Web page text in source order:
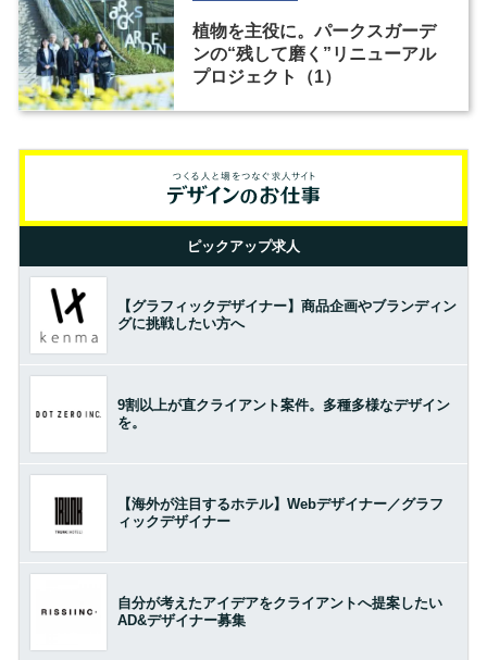
植物を主役に。パークスガーデ
ンの“残して磨く”リニューアル
プロジェクト（1）
ピックアップ求人
【グラフィックデザイナー】商品企画やブランディン
グに挑戦したい方へ
9割以上が直クライアント案件。多種多様なデザイン
を。
【海外が注目するホテル】Webデザイナー／グラフ
ィックデザイナー
自分が考えたアイデアをクライアントへ提案したい
AD&デザイナー募集